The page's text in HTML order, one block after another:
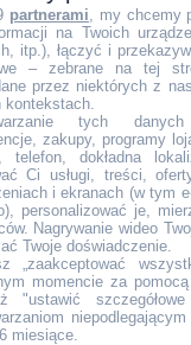
partnerami, my chcemy
na Twoich
itp.), łączyć i
– zebrane na tej
przez niektórych z
kontekstach.
tych danych
zakupy, programy
telefon, dokładna
Ci usługi, treści,
i ekranach (w tym
personalizować je,
Nagrywanie wideo
Twoje doświadczenie.
„zaakceptować
momencie za
"ustawić
miesiące.